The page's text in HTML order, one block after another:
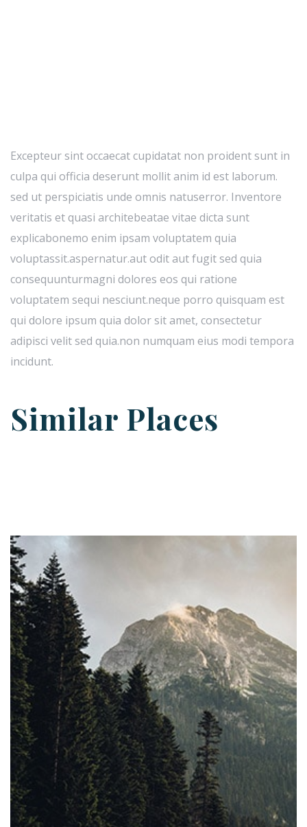
Excepteur sint occaecat cupidatat non proident sunt in
culpa qui officia deserunt mollit anim id est laborum.
sed ut perspiciatis unde omnis natuserror. Inventore
veritatis et quasi architebeatae vitae dicta sunt
explicabonemo enim ipsam voluptatem quia
voluptassit.aspernatur.aut odit aut fugit sed quia
consequunturmagni dolores eos qui ratione
voluptatem sequi nesciunt.neque porro quisquam est
qui dolore ipsum quia dolor sit amet, consectetur
adipisci velit sed quia.non numquam eius modi tempora
incidunt.
Similar Places